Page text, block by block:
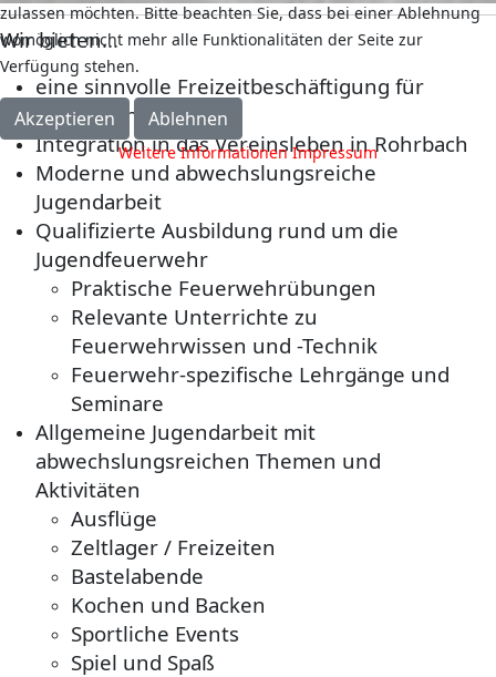
Wir bieten...
eine sinnvolle Freizeitbeschäftigung für
Jugendliche.
Integration in das Vereinsleben in Rohrbach
Moderne und abwechslungsreiche
Jugendarbeit
Qualifizierte Ausbildung rund um die
Jugendfeuerwehr
Praktische Feuerwehrübungen
Relevante Unterrichte zu
Feuerwehrwissen und -Technik
Feuerwehr-spezifische Lehrgänge und
Seminare
Allgemeine Jugendarbeit mit
abwechslungsreichen Themen und
Aktivitäten
Ausflüge
Zeltlager / Freizeiten
Bastelabende
Kochen und Backen
Sportliche Events
Spiel und Spaß
zulassen möchten. Bitte beachten Sie, dass bei einer Ablehnung
womöglich nicht mehr alle Funktionalitäten der Seite zur
Verfügung stehen.
Akzeptieren Ablehnen
Weitere Informationen Impressum